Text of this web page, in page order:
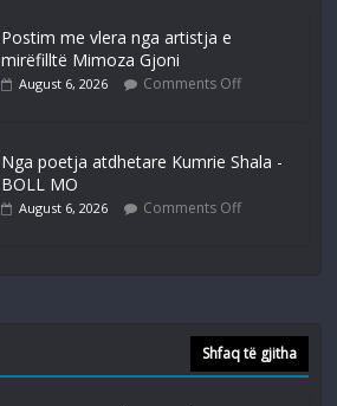
Postim me vlera nga artistja e
mirëfilltë Mimoza Gjoni
August 6, 2026 Comments Off
Nga poetja atdhetare Kumrie Shala -
BOLL MO
August 6, 2026 Comments Off
Shfaq të gjitha